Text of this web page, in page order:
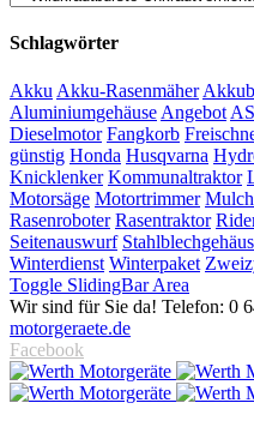
Schlagwörter
Akku Akku-Rasenmäher
Aluminiumgehäuse Angebot
Dieselmotor Fangkorb
günstig Honda Husqvarna
Knicklenker Kommunaltraktor
Motorsäge Motortrimmer
Rasenroboter Rasentraktor
Seitenauswurf
Winterdienst Winterpaket
Toggle SlidingBar Area
Wir sind für Sie da! Telefon: 0
motorgeraete.de
Facebook